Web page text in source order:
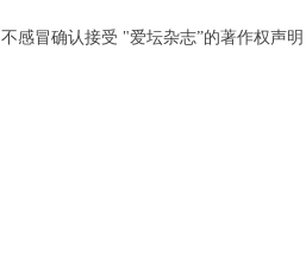
不感冒确认接受 "爱坛杂志”的著作权声明